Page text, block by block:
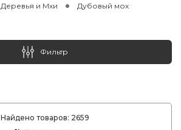
Деревья и Мхи Дубовый мох
Найдено товаров: 2659
Фильтр